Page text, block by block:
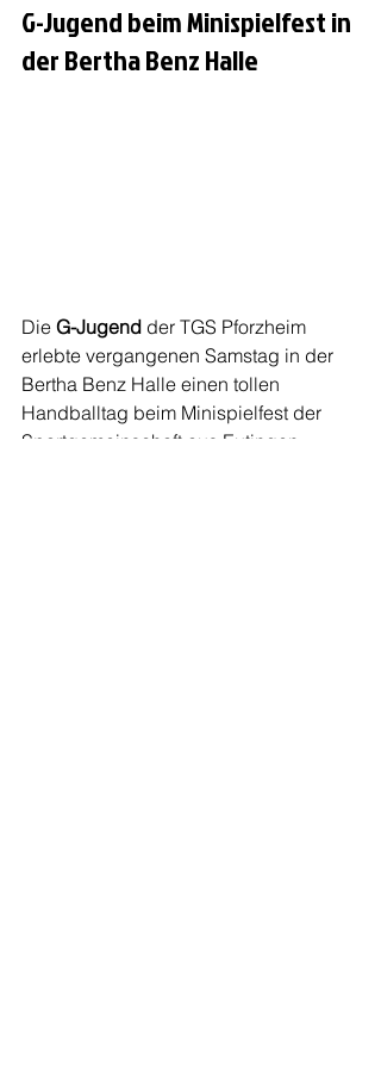
G-Jugend beim Minispielfest in
der Bertha Benz Halle
Die G-Jugend der TGS Pforzheim
erlebte vergangenen Samstag in der
Bertha Benz Halle einen tollen
Handballtag beim Minispielfest der
Sportgemeinschaft aus Eutingen.